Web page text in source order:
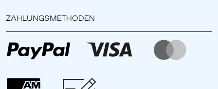
ZAHLUNGSMETHODEN